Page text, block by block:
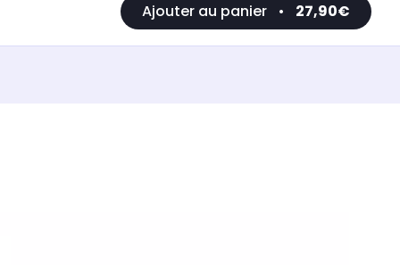
Ajouter au panier • 27,90€